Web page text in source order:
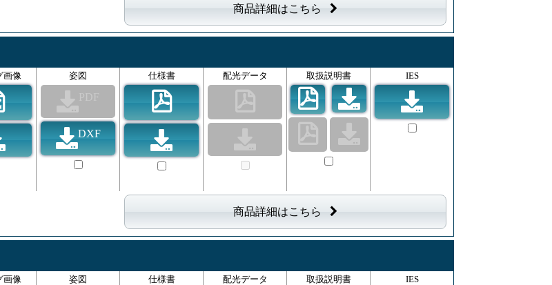
商品詳細はこちら
画像 姿図
PDF
DXF
仕様書 配光データ 取扱説明書 IES
商品詳細はこちら
画像 姿図 仕様書 配光データ 取扱説明書 IES